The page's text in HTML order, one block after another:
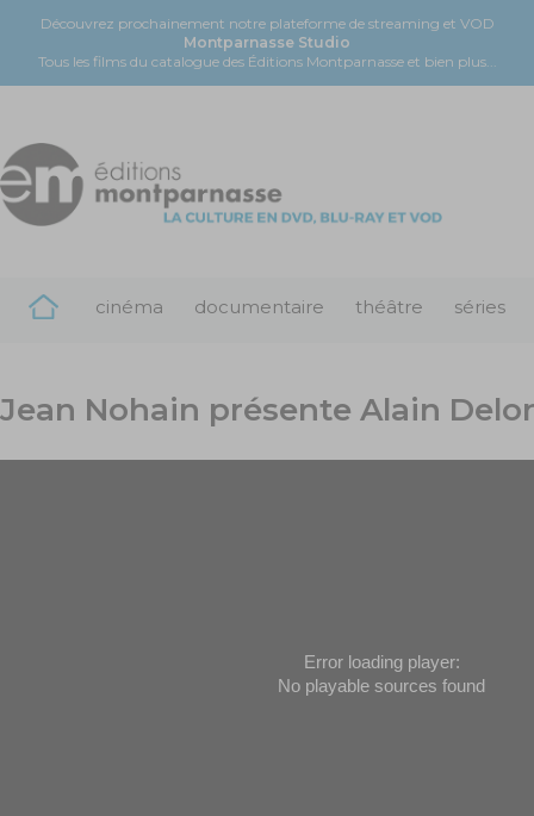
Découvrez prochainement notre plateforme de streaming et VOD
Montparnasse Studio
Tous les films du catalogue des Éditions Montparnasse et bien plus...
cinéma documentaire théâtre séries
Jean Nohain présente Alain
Error loading player:
No playable sources found